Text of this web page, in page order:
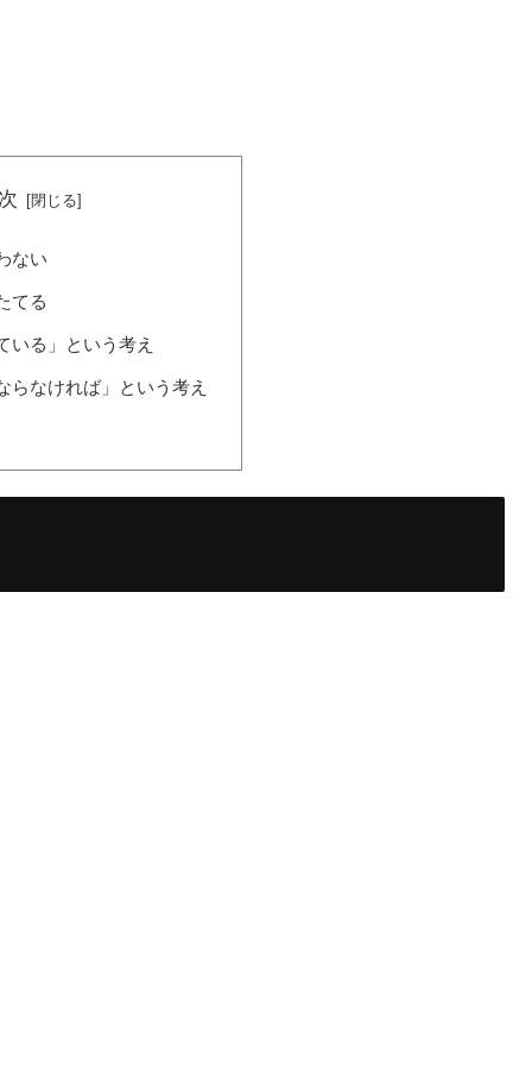
ない
てる
いる」という考え
らなければ」という考え